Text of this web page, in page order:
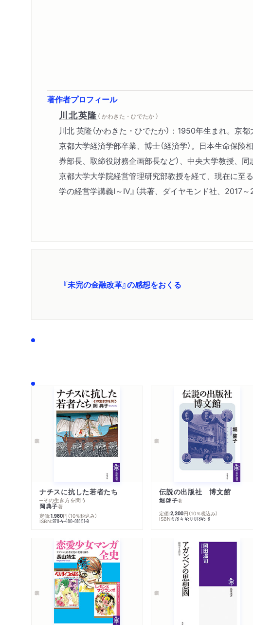
著作者プロフィール
川北英隆 （ かわきた・ひでたか ）
川北 英隆（かわきた・ひでたか）：1950年生まれ。京都
京都大学経済学部卒業、博士（経済学）。日本生命保険
券部長、取締役財務企画部長など）、中央大学教授、同
京都大学大学院経営管理研究部教授を経て、現在に至
学の経営学講義I～IV』（共著、ダイヤモンド社、2017～
『未完の金融改革』の感想をおくる
ナチスに抗した若者たち
─その生き方を問う
岡典子著
定価:1,980円 （10％税込み）
ISBN:978-4-480-01851-9
伝説の出版社 博文館
堀啓子著
定価:2,200円 （10％税込み）
ISBN:978-4-480-01845-8